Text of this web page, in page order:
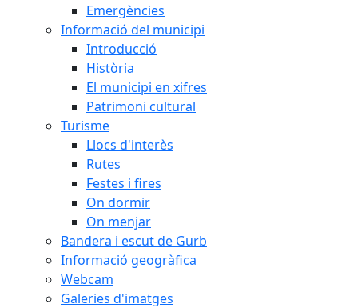
Emergències
Informació del municipi
Introducció
Història
El municipi en xifres
Patrimoni cultural
Turisme
Llocs d'interès
Rutes
Festes i fires
On dormir
On menjar
Bandera i escut de Gurb
Informació geogràfica
Webcam
Galeries d'imatges